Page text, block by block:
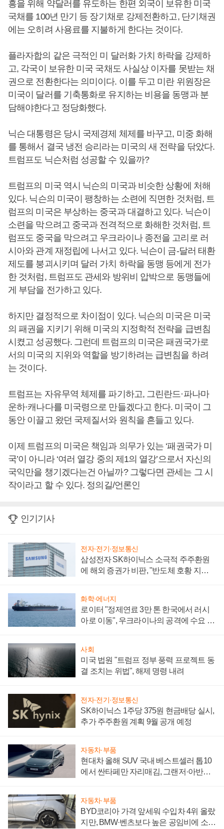
흥을 위해 약달러를 유도하는 한편 외국이 보유한 미국
국채를 100년 만기 등 장기채로 강제전환하고, 단기채권
에는 오히려 사용료를 지불하게 한다는 것이다.
플라자합의 같은 극적인 미 달러화 가치 하락을 강제하
고, 각국이 보유한 미국 국채도 사실상 이자를 못받는 채
권으로 전환한다는 의미이다. 이를 두고 미란 위원장은
미국이 달러를 기축통화로 유지하는 비용을 동맹과 분
담해야한다고 정당화했다.
닉슨 대통령은 당시 국제경제 체제를 바꾸고, 미중 화해
를 통해서 결국 냉전 승리라는 미국의 새 전략을 닦았다.
트럼프도 닉슨처럼 성공할 수 있을까?
트럼프의 미국 역시 닉슨의 미국과 비슷한 상황에 처해
있다. 닉슨의 미국이 팽창하는 소련에 직면한 것처럼, 트
럼프의 미국은 부상하는 중국과 대결하고 있다. 닉슨이
소련을 막으려고 중국과 전격적으로 화해한 것처럼, 트
럼프도 중국을 막으려고 우크라이나 종전을 고리로 러
시아와 관계 재정립에 나서고 있다. 닉슨이 금-달러 태환
제도를 붕괴시키며 달러 가치 하락을 동맹 등에게 전가
한 것처럼, 트럼프도 관세와 방위비 압박으로 동맹들에
게 부담을 전가하고 있다.
하지만 결정적으로 차이점이 있다. 닉슨의 미국은 미국
의 패권을 지키기 위해 미국의 지정학적 전략을 급변침
시켰고 성공했다. 그런데 트럼프의 미국은 패권국가로
서의 미국의 지위와 역할을 방기하려는 급변침을 하려
는 것이다.
트럼프는 자유무역 체제를 파기하고, 그린란드·파나마
운하·캐나다를 미국령으로 만들겠다고 한다. 미국이 그
동안 이끌고 왔던 국제질서와 원칙을 흔들고 있다.
이제 트럼프의 미국은 책임과 의무가 있는 ‘패권국가 미
국’이 아니라 ‘여러 열강 중의 제1의 열강’으로서 자신의
국익만을 챙기겠다는건 아닐까? 그렇다면 관세는 그 시
작이라고 할 수 있다. 정의길/언론인
인기기사
전자·전기·정보통신
삼성전자 SK하이닉스 소극적 주주환원
에 해외 증권가 비판, "반도체 호황 지속
화학·에너지
로이터 "정제연료 3만 톤 한국에서 러시
아로 이동", 우크라이나의 공격에 수요 늘
사회
미국 법원 "트럼프 정부 풍력 프로젝트 동
결 조치는 위법", 해제 명령 내려
전자·전기·정보통신
SK하이닉스 1주당 375원 현금배당 실시,
추가 주주환원 계획 9월 공개 예정
자동차·부품
현대차 올해 SUV 국내 베스트셀러 톱10
에서 싼타페만 자리매김, 그랜저·아반떼
자동차·부품
BYD코리아 가격 앞세워 수입차 4위 올랐
지만, BMW·벤츠보다 높은 공임비에 소비